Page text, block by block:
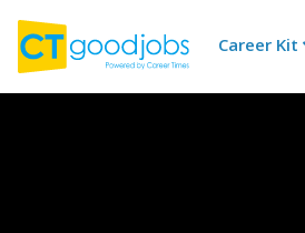
CTgoodjobs
Career Kit